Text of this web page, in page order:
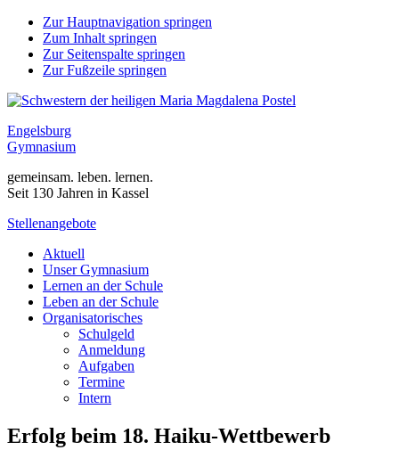
Zur Hauptnavigation springen
Zum Inhalt springen
Zur Seitenspalte springen
Zur Fußzeile springen
Engelsburg
Gymnasium
gemeinsam. leben. lernen.
Seit 130 Jahren in Kassel
Stellenangebote
Aktuell
Unser Gymnasium
Lernen an der Schule
Leben an der Schule
Organisatorisches
Schulgeld
Anmeldung
Aufgaben
Termine
Intern
Erfolg beim 18. Haiku-Wettbewerb